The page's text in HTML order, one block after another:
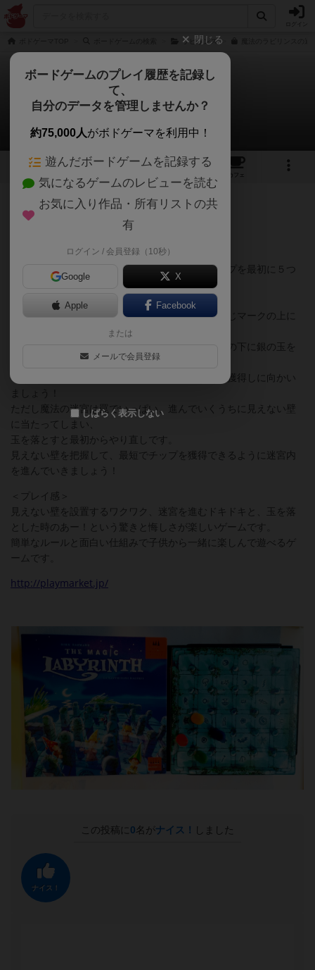
ラビリンス
魔法のラビリンス
playmarket_jpさんのレビュー
8 1 19
カフェ
186名 0名 0 9年以上前
ボード上に置かれた魔法の印にたどり着き、チップを最初に５つ
集めたプレイヤーの勝ちとなります。
袋の中からチップを取り出し、ゲームボードの同じマークの上に
各プレイヤーは駒を４隅のいずれかに配置し、駒の下に銀の玉を
くっつけます（磁石でくっつきます）。
サイコロを振り、出た目の数だけ進み、チップを獲得しに向かい
ただし魔法の迷宮は罠でいっぱい、進んでいくうちに見えない壁
に当たってしまい、
玉を落とすと最初からやり直しです。
見えない壁を把握して、最短でチップを獲得できるように迷宮内
を進んでいきましょう！
＜プレイ感＞
見えない壁を設置するワクワク、迷宮を進むドキドキと、玉を落
とした時のあー！という驚きと悔しさが楽しいゲームです。
簡単なルールと面白い仕組みで子供から一緒に楽しんで遊べるゲ
ームです。
http://playmarket.jp/
この投稿に 0名がナイス！ しました
ナイス！
閉じる
ボードゲームのプレイ履歴を記録し
て、
自分のデータを管理しませんか？
約75,000人がボドゲーマを利用中！
遊んだボードゲームを記録する
気になるゲームのレビューを読む
お気に入り作品・所有リストの共
有
ログイン / 会員登録（10秒）
Google X
Apple Facebook
または
メールで会員登録
しばらく表示しない